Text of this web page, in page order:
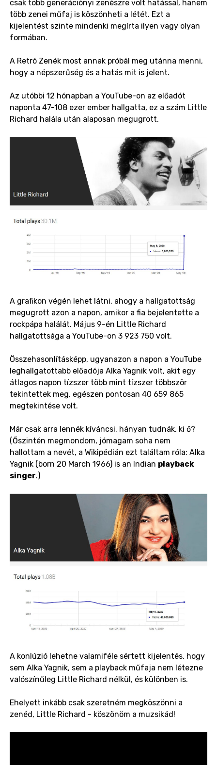
csak több generációnyi zenészre volt hatással, hanem
több zenei műfaj is köszönheti a létét. Ezt a
kijelentést szinte mindenki megírta ilyen vagy olyan
formában.
A Retró Zenék most annak próbál meg utánna menni,
hogy a népszerűség és a hatás mit is jelent.
Az utóbbi 12 hónapban a YouTube-on az előadót
naponta 47-108 ezer ember hallgatta, ez a szám Little
Richard halála után alaposan megugrott.
A grafikon végén lehet látni, ahogy a hallgatottság
megugrott azon a napon, amikor a fia bejelentette a
rockpápa halálát. Május 9-én Little Richard
hallgatottsága a YouTube-on 3 923 750 volt.
Összehasonlításképp, ugyanazon a napon a YouTube
leghallgatottabb előadója Alka Yagnik volt, akit egy
átlagos napon tízszer több mint tízszer többször
tekintettek meg, egészen pontosan 40 659 865
megtekintése volt.
Már csak arra lennék kíváncsi, hányan tudnák, ki ő?
(Őszintén megmondom, jómagam soha nem
hallottam a nevét, a Wikipédián ezt találtam róla: Alka
Yagnik (born 20 March 1966) is an Indian playback
singer.)
A konlúzió lehetne valamiféle sértett kijelentés, hogy
sem Alka Yagnik, sem a playback műfaja nem létezne
valószínűleg Little Richard nélkül, és különben is.
Ehelyett inkább csak szeretném megköszönni a
zenéd, Little Richard - köszönöm a muzsikád!